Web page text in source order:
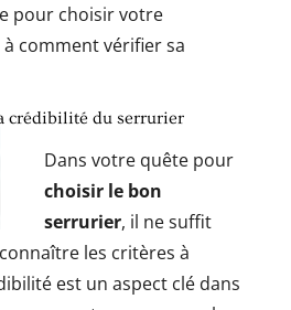
pour choisir votre
comment vérifier sa
crédibilité du serrurier
Dans votre quête pour
choisir le bon
serrurier, il ne suffit
les critères à
est un aspect clé dans